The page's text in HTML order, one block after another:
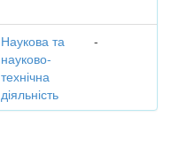
Наукова та
науково-
технічна
діяльність
-